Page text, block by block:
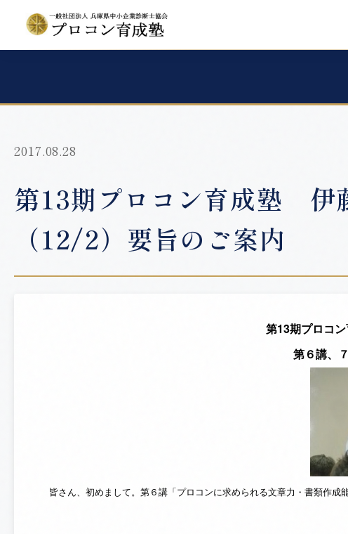
2017.08.28
第13期プロコン育成塾 伊
（12/2）要旨のご案内
第13期プロコ
第６講、
皆さん、初めまして。第６講「プロコンに求められる文章力・書類作成